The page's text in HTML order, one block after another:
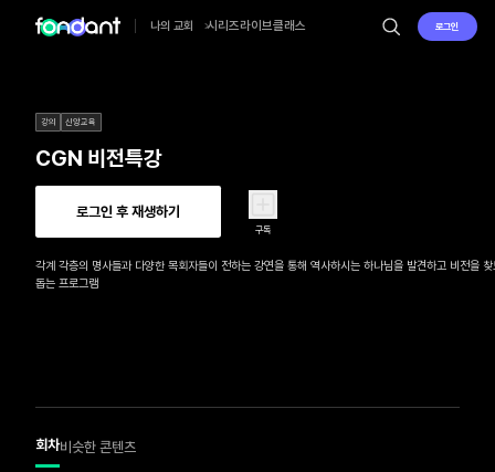
나의 교회 시리즈라이브클래스 로그인
강의 신앙교육
CGN 비전특강
로그인 후 재생하기
구독
각계 각층의 명사들과 다양한 목회자들이 전하는 강연을 통해 역사하시는 하나님을 발견하고 비전을
돕는 프로그램
회차비슷한 콘텐츠